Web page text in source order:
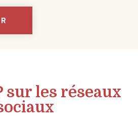
sur les réseaux